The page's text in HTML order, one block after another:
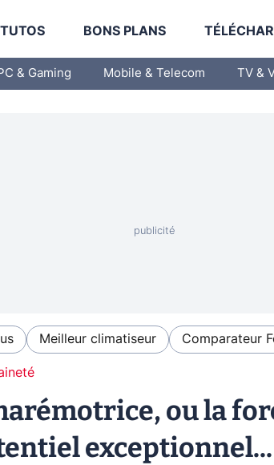
TUTOS BONS PLANS
& Gaming Mobile & Telecom TV &
Meilleur climatiseur Comparateur
ou la
exceptionnel...